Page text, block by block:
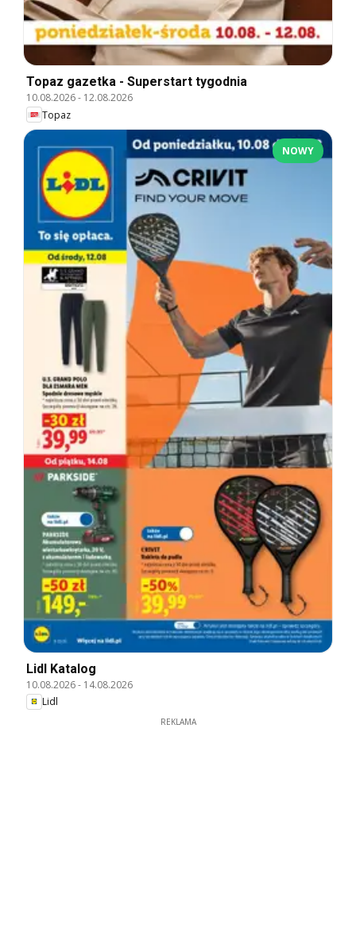
Topaz gazetka - Superstart tygodnia
10.08.2026- 12.08.2026
Topaz
NOWY
Lidl Katalog
10.08.2026- 14.08.2026
Lidl
REKLAMA